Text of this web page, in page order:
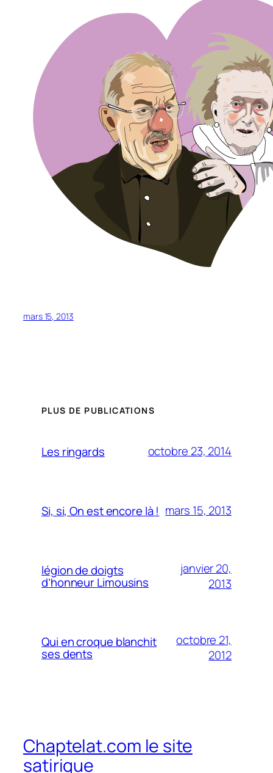
mars 15, 2013
PLUS DE PUBLICATIONS
Les ringards octobre 23, 2014
Si, si, On est encore là ! mars 15, 2013
légion de doigts
d’honneur Limousins
janvier 20,
2013
Qui en croque blanchit
ses dents
octobre 21,
2012
Chaptelat.com le site
satirique